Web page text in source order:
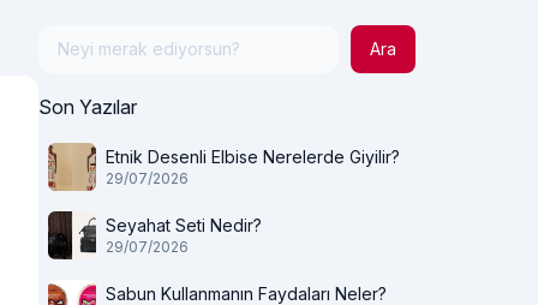
Ara
Son Yazılar
Etnik Desenli Elbise Nerelerde Giyilir?
29/07/2026
Seyahat Seti Nedir?
29/07/2026
Sabun Kullanmanın Faydaları Neler?